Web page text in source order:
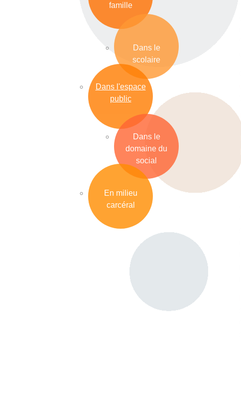
famille
Dans le
scolaire
Dans l'espace
public
Dans le
domaine du
social
En milieu
carcéral